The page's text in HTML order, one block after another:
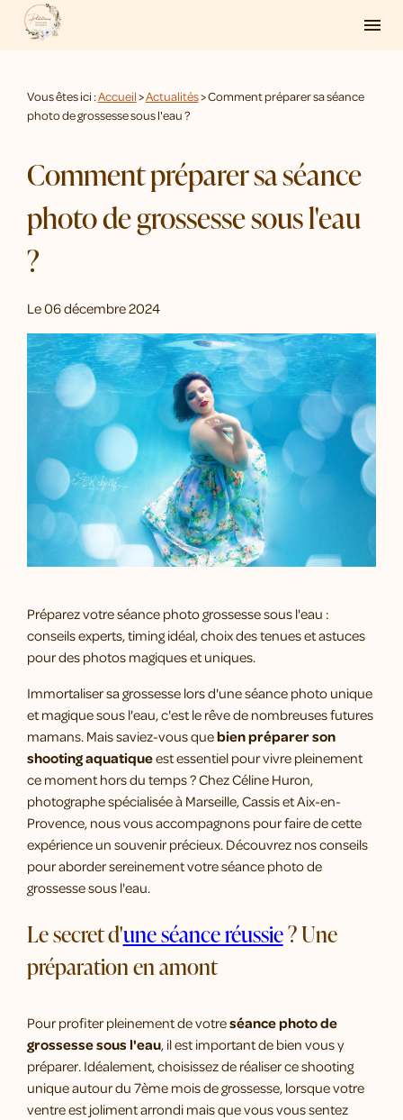
menu
Vous êtes ici :Accueil>Actualités> Comment préparer sa séance
photo de grossesse sous l'eau ?
Comment préparer sa séance
photo de grossesse sous l'eau
?
Le06 décembre 2024
Préparez votre séance photo grossesse sous l'eau :
conseils experts, timing idéal, choix des tenues et astuces
pour des photos magiques et uniques.
Immortaliser sa grossesse lors d'une séance photo unique
et magique sous l'eau, c'est le rêve de nombreuses futures
mamans. Mais saviez-vous quebien préparer son
shooting aquatiqueest essentiel pour vivre pleinement
ce moment hors du temps ? Chez Céline Huron,
photographe spécialisée à Marseille, Cassis et Aix-en-
Provence, nous vous accompagnons pour faire de cette
expérience un souvenir précieux. Découvrez nos conseils
pour aborder sereinement votre séance photo de
grossesse sous l'eau.
Le secret d'une séance réussie? Une
préparation en amont
Pour profiter pleinement de votreséance photo de
grossesse sous l'eau, il est important de bien vous y
préparer. Idéalement, choisissez de réaliser ce shooting
unique autour du 7ème mois de grossesse, lorsque votre
ventre est joliment arrondi mais que vous vous sentez
Panneau de gestion des cookies